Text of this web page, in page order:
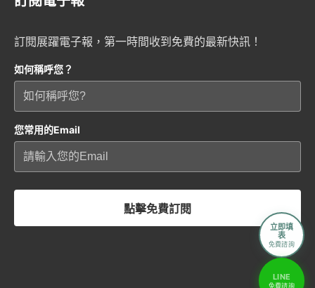
訂閱展躍電子報，第一時間收到免費的最新快訊！
如何稱呼您？
您常用的Email
點擊免費訂閱
立即填
表
免費諮詢
LINE
免費諮詢